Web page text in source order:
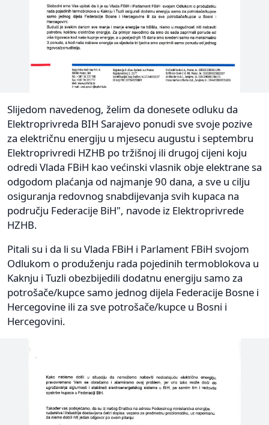
Slijedom navedenog, želim da donesete odluku da
Elektroprivreda BIH Sarajevo ponudi sve svoje pozive
za električnu energiju u mjesecu augustu i septembru
Elektroprivredi HZHB po tržišnoj ili drugoj cijeni koju
odredi Vlada FBiH kao većinski vlasnik obje elektrane sa
odgodom plaćanja od najmanje 90 dana, a sve u cilju
osiguranja redovnog snabdijevanja svih kupaca na
području Federacije BiH", navode iz Elektroprivrede
HZHB.
Pitali su i da li su Vlada FBiH i Parlament FBiH svojom
Odlukom o produženju rada pojedinih termoblokova u
Kaknju i Tuzli obezbijedili dodatnu energiju samo za
potrošače/kupce samo jednog dijela Federacije Bosne i
Hercegovine ili za sve potrošače/kupce u Bosni i
Hercegovini.